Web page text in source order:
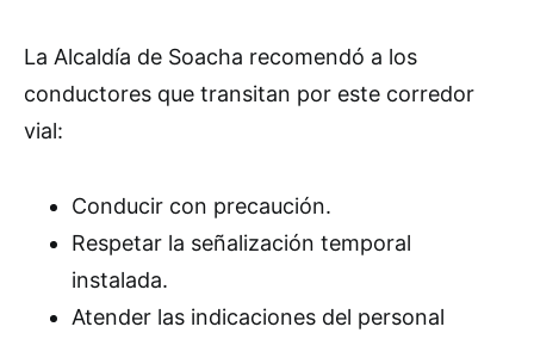
La Alcaldía de Soacha recomendó a los
conductores que transitan por este corredor
vial:
Conducir con precaución.
Respetar la señalización temporal
instalada.
Atender las indicaciones del personal